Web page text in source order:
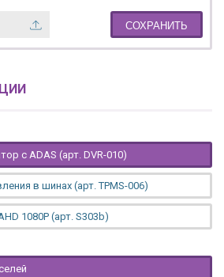
СОХРАНИТЬ
с ADAS (арт. DVR-010)
в шинах (арт. TPMS-006)
1080P (арт. S303b)